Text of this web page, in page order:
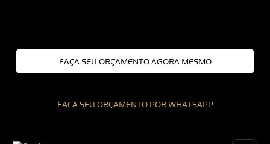
FAÇA SEU ORÇAMENTO AGORA MESMO
FAÇA SEU ORÇAMENTO POR WHATSAPP